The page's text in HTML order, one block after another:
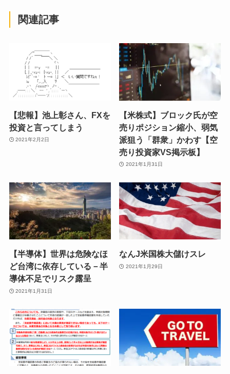
関連記事
【悲報】池上彰さん、FXを
投資と言ってしまう
2021年2月2日
【米株式】ブロック氏が空
売りポジション縮小、弱気
派狙う「群衆」かわす【空
売り投資家VS掲示板】
2021年1月31日
【半導体】世界は危険なほ
ど台湾に依存している－半
導体不足でリスク露呈
2021年1月31日
なんJ米国株大儲けスレ
2021年1月29日